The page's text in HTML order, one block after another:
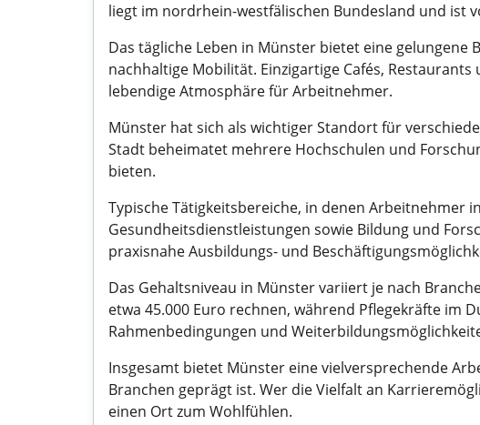
liegt im nordrhein-westfälischen Bundesland und ist
Das tägliche Leben in Münster bietet eine
nachhaltige Mobilität. Einzigartige Cafés,
lebendige Atmosphäre für Arbeitnehmer.
Münster hat sich als wichtiger Standort für
Stadt beheimatet mehrere Hochschulen und
bieten.
Typische Tätigkeitsbereiche, in denen Arbeitnehmer
Gesundheitsdienstleistungen sowie Bildung und
praxisnahe Ausbildungs- und
Das Gehaltsniveau in Münster variiert je nach
etwa 45.000 Euro rechnen, während Pflegekräfte im
Rahmenbedingungen und
Insgesamt bietet Münster eine vielversprechende
Branchen geprägt ist. Wer die Vielfalt an
einen Ort zum Wohlfühlen.